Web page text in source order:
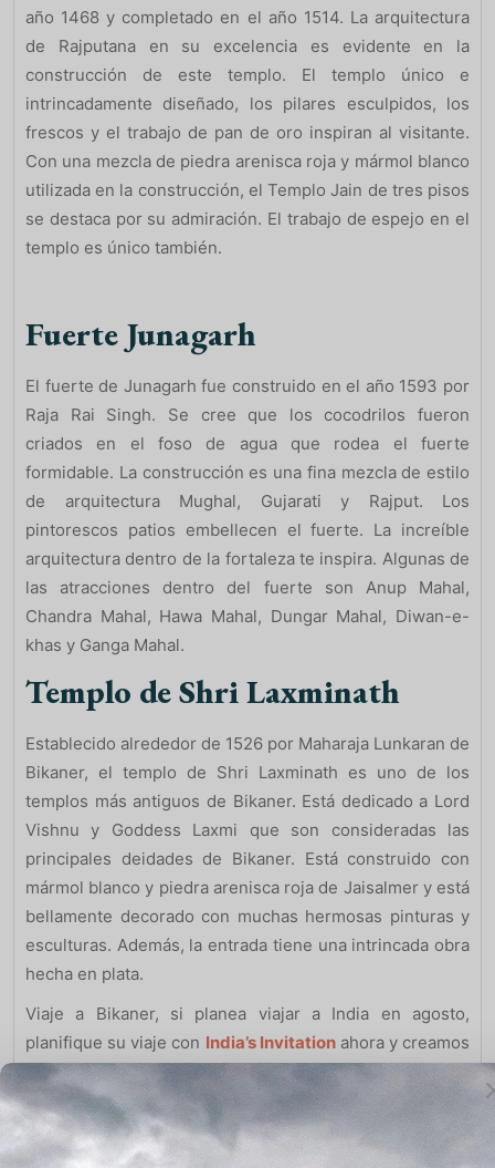
año 1468 y completado en el año 1514. La arquitectura
de Rajputana en su excelencia es evidente en la
construcción de este templo. El templo único e
intrincadamente diseñado, los pilares esculpidos, los
frescos y el trabajo de pan de oro inspiran al visitante.
Con una mezcla de piedra arenisca roja y mármol blanco
utilizada en la construcción, el Templo Jain de tres pisos
se destaca por su admiración. El trabajo de espejo en el
templo es único también.
Fuerte Junagarh
El fuerte de Junagarh fue construido en el año 1593 por
Raja Rai Singh. Se cree que los cocodrilos fueron
criados en el foso de agua que rodea el fuerte
formidable. La construcción es una fina mezcla de estilo
de arquitectura Mughal, Gujarati y Rajput. Los
pintorescos patios embellecen el fuerte. La increíble
arquitectura dentro de la fortaleza te inspira. Algunas de
las atracciones dentro del fuerte son Anup Mahal,
Chandra Mahal, Hawa Mahal, Dungar Mahal, Diwan-e-
khas y Ganga Mahal.
Templo de Shri Laxminath
Establecido alrededor de 1526 por Maharaja Lunkaran de
Bikaner, el templo de Shri Laxminath es uno de los
templos más antiguos de Bikaner. Está dedicado a Lord
Vishnu y Goddess Laxmi que son consideradas las
principales deidades de Bikaner. Está construido con
mármol blanco y piedra arenisca roja de Jaisalmer y está
bellamente decorado con muchas hermosas pinturas y
esculturas. Además, la entrada tiene una intrincada obra
hecha en plata.
Viaje a Bikaner, si planea viajar a India en agosto,
planifique su viaje con India’s Invitationahora y creamos
el mejor viaje teniendo en cuenta el clima y otras
condiciones. ¡Nos aseguramos de que lo pases
genial! Mira esto si viajas
en Enero Febrero Marzo Mayo Junio ,Julio